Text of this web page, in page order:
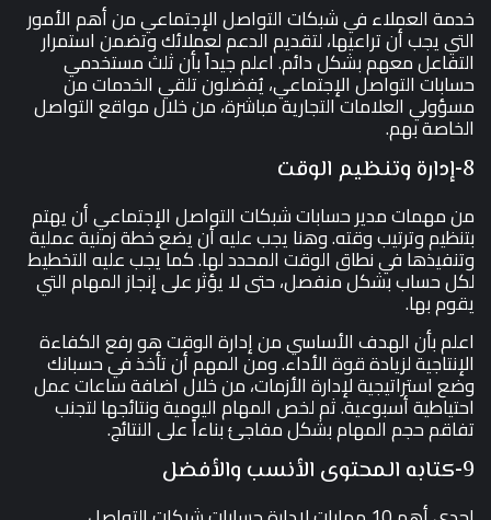
خدمة العملاء في شبكات التواصل الإجتماعي من أهم الأمور
التي يجب أن تراعيها، لتقديم الدعم لعملائك وتضمن استمرار
التفاعل معهم بشكل دائم. اعلم جيداً بأن ثلث مستخدمي
حسابات التواصل الإجتماعي، يُفضلون تلقي الخدمات من
مسؤولي العلامات التجارية مباشرة، من خلال مواقع التواصل
الخاصة بهم.
8-إدارة وتنظيم الوقت
من مهمات مدير حسابات شبكات التواصل الإجتماعي أن يهتم
بتنظيم وترتيب وقته. وهنا يجب عليه أن يضع خطة زمنية عملية
وتنفيذها في نطاق الوقت المحدد لها. كما يجب عليه التخطيط
لكل حساب بشكل منفصل، حتى لا يؤثر على إنجاز المهام التي
يقوم بها.
اعلم بأن الهدف الأساسي من إدارة الوقت هو رفع الكفاءة
الإنتاجية لزيادة قوة الأداء. ومن المهم أن تأخذ في حسبانك
وضع استراتيجية لإدارة الأزمات، من خلال اضافة ساعات عمل
احتياطية أسبوعية. ثم لخص المهام اليومية ونتائجها لتجنب
تفاقم حجم المهام بشكل مفاجئ بناءاً على النتائج.
9-كتابه المحتوى الأنسب والأفضل